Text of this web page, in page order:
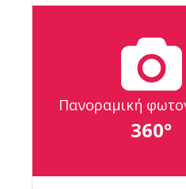
Πανοραμική
360°